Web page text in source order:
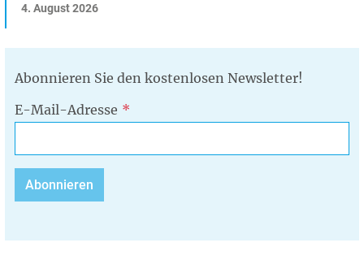
4. August 2026
Abonnieren Sie den kostenlosen Newsletter!
E-Mail-Adresse